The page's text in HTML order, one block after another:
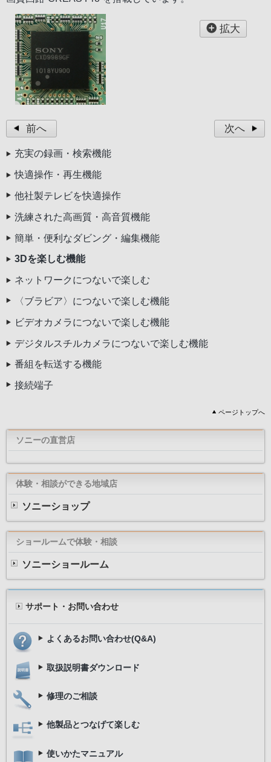
拡大
前へ 次へ
充実の録画・検索機能
快適操作・再生機能
他社製テレビを快適操作
洗練された高画質・高音質機能
簡単・便利なダビング・編集機能
3Dを楽しむ機能
ネットワークにつないで楽しむ
〈ブラビア〉につないで楽しむ機能
ビデオカメラにつないで楽しむ機能
デジタルスチルカメラにつないで楽しむ機能
番組を転送する機能
接続端子
ページトップへ
ソニーの直営店
体験・相談ができる地域店
ソニーショップ
ショールームで体験・相談
ソニーショールーム
サポート・お問い合わせ
よくあるお問い合わせ(Q&A)
取扱説明書ダウンロード
修理のご相談
他製品とつなげて楽しむ
使いかたマニュアル